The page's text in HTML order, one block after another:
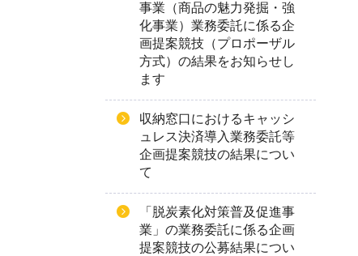
事業（商品の魅力発掘・強
化事業）業務委託に係る企
画提案競技（プロポーザル
方式）の結果をお知らせし
ます
収納窓口におけるキャッシ
ュレス決済導入業務委託等
企画提案競技の結果につい
て
「脱炭素化対策普及促進事
業」の業務委託に係る企画
提案競技の公募結果につい